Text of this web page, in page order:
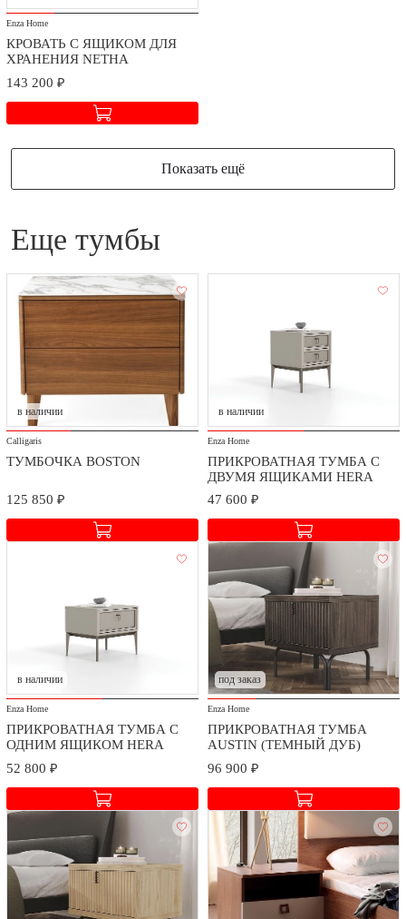
Стоимость доставки и сборки оговаривается при заключении
договора в зависимости от географического расположения.
Enza Home
КРОВАТЬ С ЯЩИКОМ ДЛЯ
ХРАНЕНИЯ NETHA
143 200 ₽
Показать ещё
еще тумбы
в наличии
Calligaris
ТУМБОЧКА BOSTON
125 850 ₽
в наличии
Enza Home
ПРИКРОВАТНАЯ ТУМБА C
ДВУМЯ ЯЩИКАМИ HERA
47 600 ₽
в наличии
Enza Home
ПРИКРОВАТНАЯ ТУМБА С
ОДНИМ ЯЩИКОМ HERA
52 800 ₽
под заказ
Enza Home
ПРИКРОВАТНАЯ ТУМБА
AUSTIN (ТЕМНЫЙ ДУБ)
96 900 ₽